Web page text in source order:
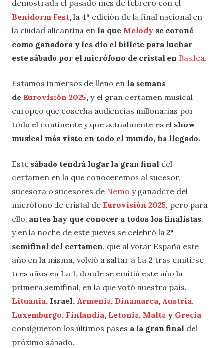
demostrada el pasado mes de febrero con el
Benidorm Fest, la 4ª edición de la final nacional en
la ciudad alicantina en la que Melody se coronó
como ganadora y les dio el billete para luchar
este sábado por el micrófono de cristal en Basilea.
Estamos inmersos de lleno en la semana
de Eurovisión 2025, y el gran certamen musical
europeo que cosecha audiencias millonarias por
todo el continente y que actualmente es el show
musical más visto en todo el mundo, ha llegado.
Este sábado tendrá lugar la gran final del
certamen en la que conoceremos al sucesor,
sucesora o sucesores de Nemo y ganadore del
micrófono de cristal de Eurovisión 2025, pero para
ello, antes hay que conocer a todos los finalistas,
y en la noche de este jueves se celebró la 2ª
semifinal del certamen, que al votar España este
año en la misma, volvió a saltar a La 2 tras emitirse
tres años en La 1, donde se emitió este año la
primera semifinal, en la que votó nuestro país.
Lituania, Israel, Armenia, Dinamarca, Austria,
Luxemburgo, Finlandia, Letonia, Malta y Grecia
consiguieron los últimos pases a la gran final del
próximo sábado.